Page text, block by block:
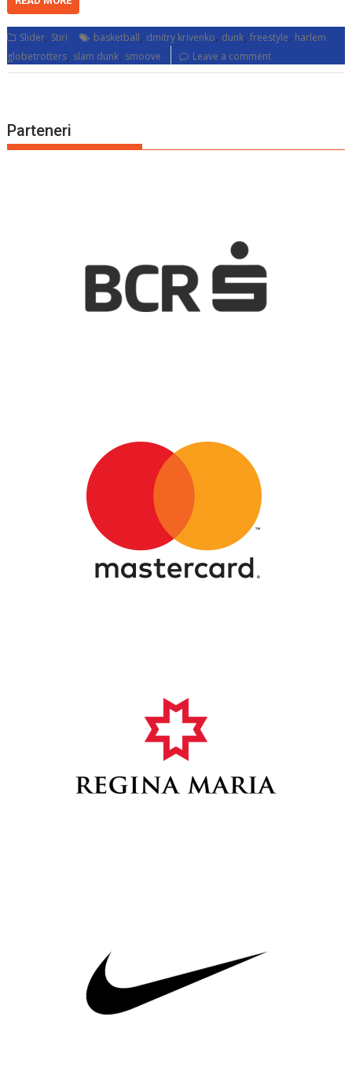
Slider, Stiri basketball, dmitry krivenko, dunk,freestyle, harlem
globetrotters, slam dunk, smoove Leave a comment
Parteneri